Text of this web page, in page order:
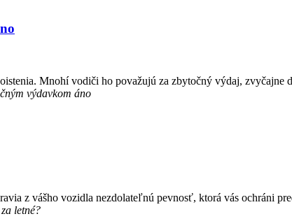
Mnohí vodiči ho považujú za zbytočný výdaj, zvyčajne
výdavkom áno
z vášho vozidla nezdolateľnú pevnosť, ktorá vás ochráni
letné?